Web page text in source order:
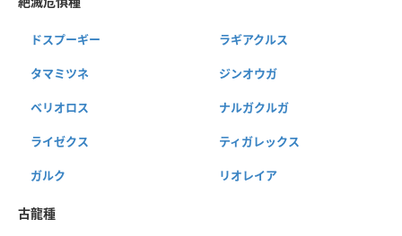
ドスプーギー ラギアクルス
タマミツネ ジンオウガ
ベリオロス ナルガクルガ
ライゼクス ティガレックス
ガルク リオレイア
古龍種